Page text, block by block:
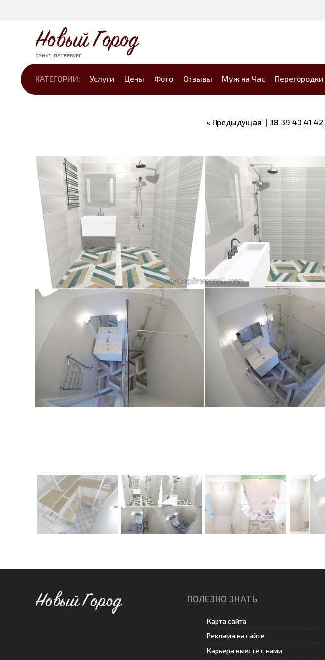
Новый Город
САНКТ-ПЕТЕРБУРГ
КАТЕГОРИИ: Услуги Цены Фото Отзывы Муж на Час Перегородки
« Предыдущая | 38 39 40 41 42
Новый Город ПОЛЕЗНО ЗНАТЬ
Карта сайта
Реклама на сайте
Карьера вместе с нами